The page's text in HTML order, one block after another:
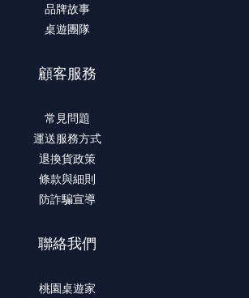
品牌故事
桌遊團隊
顧客服務
常見問題
運送服務方式
退換貨政策
條款與細則
防詐騙宣導
聯絡我們
桃園桌遊家